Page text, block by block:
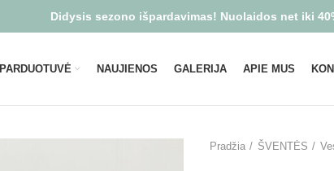
PARDUOTUVĖ NAUJIENOS GALERIJA APIE MUS
Pradžia ŠVENTĖS
Didysis sezono išpardavimas! Nuolaidos net iki